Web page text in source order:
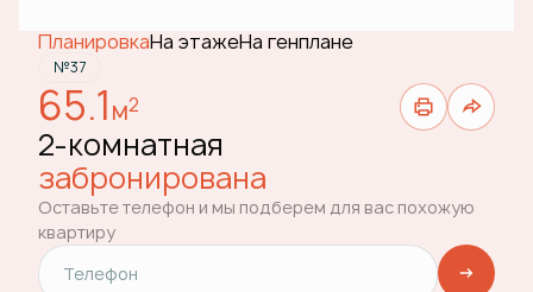
ПланировкаНа этажеНа генплане
№37
65.1м2
2-комнатная
забронирована
Оставьте телефон и мы подберем для вас похожую
квартиру